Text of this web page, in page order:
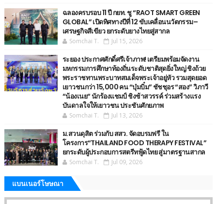
ฉลองครบรอบ 11 ปี กยท. ชู “RAOT SMART GREEN
GLOBAL” เปิดทิศทางปีที่ 12 ขับเคลื่อนนวัตกรรม–
เศรษฐกิจสีเขียว ยกระดับยางไทยสู่สากล
Somchai T. Jul 15, 2026
ระยอง ประกาศศักดิ์ศรีเจ้าภาพ! เตรียมพร้อมจัดงาน
มหกรรมการศึกษาท้องถิ่นระดับชาติสุดยิ่งใหญ่ ชิงถ้วย
พระราชทานพระบาทสมเด็จพระเจ้าอยู่หัว รวมสุดยอด
เยาวชนกว่า 15,000 คน “บุ๋มบิ๋ม” ชัชชุอร “สอง” วิภาวี
“น้องเนย“ นักร้องแชมป์ ชิงช้าสวรรค์ ร่วมสร้างแรง
บันดาลใจให้เยาวชน ประชันศักยภาพ
Somchai T. Jul 13, 2026
ม.สวนดุสิต ร่วมกับ สสว. จัดอบรมฟรี ใน
โครงการ“THAILAND FOOD THERAPY FESTIVAL”
ยกระดับผู้ประกอบการสตรีทฟู้ดไทย สู่มาตรฐานสากล
Somchai T. Jul 09, 2026
แบนเนอร์โษษณา